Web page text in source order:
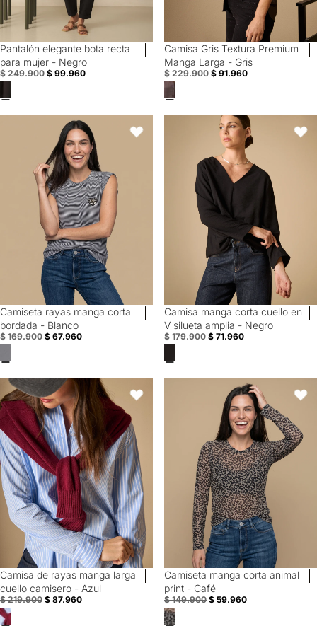
60% Off
Pantalón elegante bota recta
para mujer - Negro
$ 249.900 $ 99.960
60% Off
Camisa Gris Textura Premium
Manga Larga - Gris
$ 229.900 $ 91.960
Camiseta rayas manga corta bordada - Blanco
60% Off
Camiseta rayas manga corta
bordada - Blanco
$ 169.900 $ 67.960
Favoritos
Camisa manga corta cuello en
60% Off
Camisa manga corta cuello en
V silueta amplia - Negro
$ 179.900 $ 71.960
Camisa de rayas manga larga cuello camisero - Azul
60% Off
Camisa de rayas manga larga
cuello camisero - Azul
$ 219.900 $ 87.960
Favoritos
Camiseta manga corta animal
60% Off
Camiseta manga corta animal
print - Café
$ 149.900 $ 59.960